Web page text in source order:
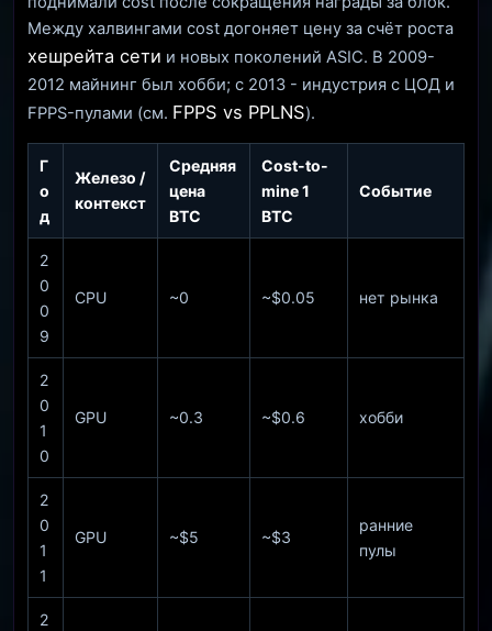
Между халвингами cost догоняет цену за счёт роста
хешрейта сети и новых поколений ASIC. В 2009-
2012 майнинг был хобби; с 2013 - индустрия с ЦОД и
FPPS-пулами (см. FPPS vs PPLNS).
Г
о
д
Железо /
контекст
Средняя
цена
BTC
Cost-to-
mine 1
BTC
Событие
2
0
0
9
CPU ~0 ~$0.05 нет рынка
2
0
1
0
GPU ~0.3 ~$0.6 хобби
2
0
1
1
GPU ~$5 ~$3
ранние
пулы
2